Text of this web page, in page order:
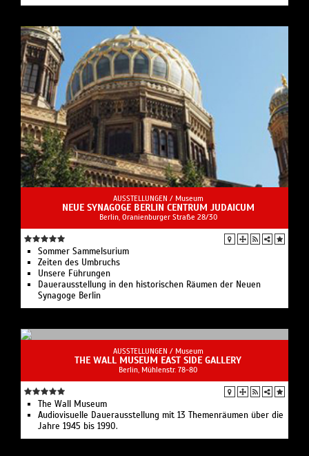
AUSSTELLUNGEN / Museum
NEUE SYNAGOGE BERLIN CENTRUM JUDAICUM
Berlin, Oranienburger Straße 28/30
Sommer Sammelsurium
Zeiten des Umbruchs
Unsere Führungen
Dauerausstellung in den historischen Räumen der Neuen
Synagoge Berlin
AUSSTELLUNGEN / Museum
THE WALL MUSEUM EAST SIDE GALLERY
Berlin, Mühlenstr. 78-80
The Wall Museum
Audiovisuelle Dauerausstellung mit 13 Themenräumen über die
Jahre 1945 bis 1990.